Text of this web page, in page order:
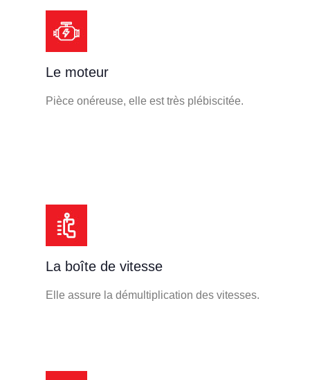
Le moteur
Pièce onéreuse, elle est très plébiscitée.
La boîte de vitesse
Elle assure la démultiplication des vitesses.